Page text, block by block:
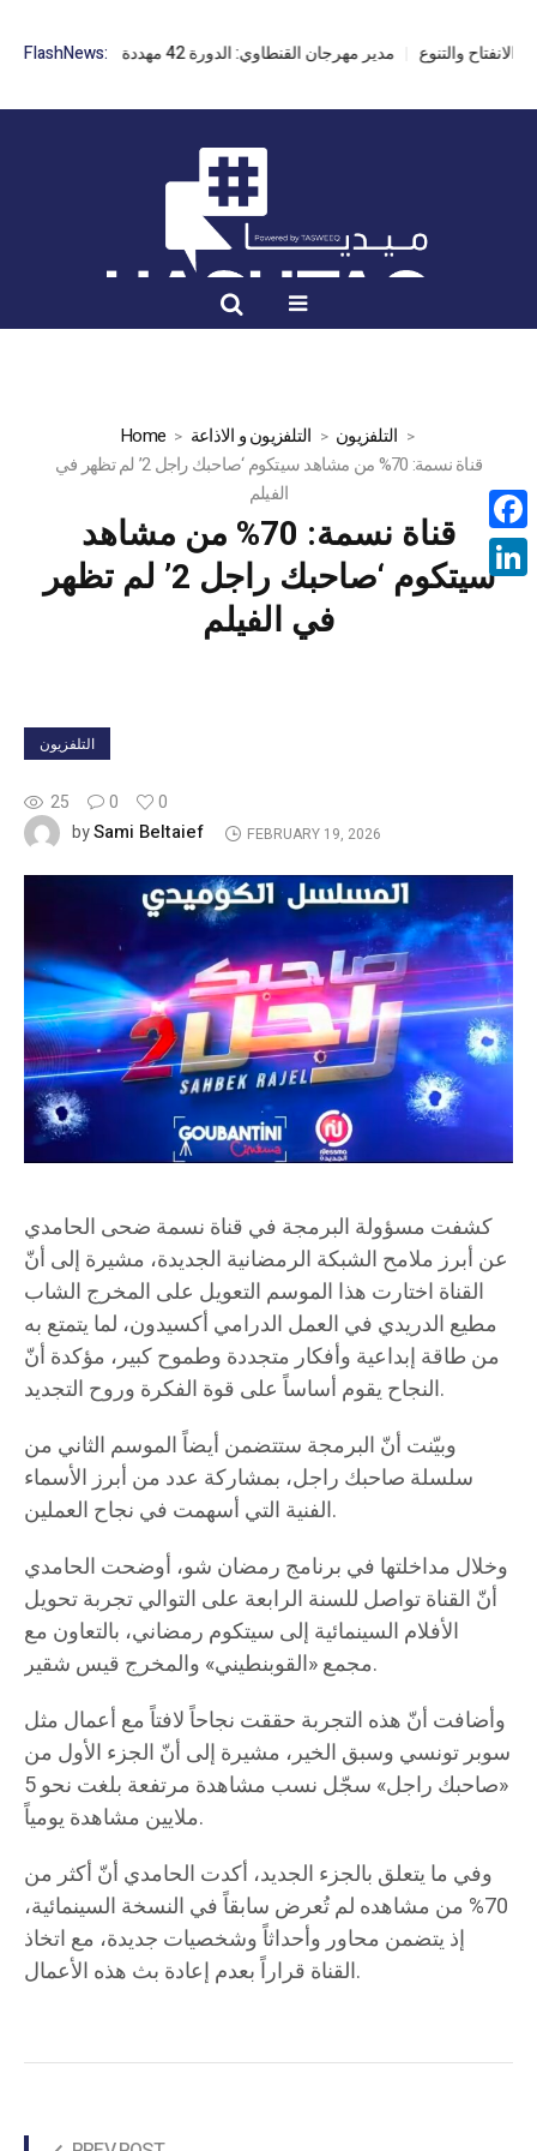
FlashNews: مدير مهرجان القنطاوي: الدورة 42 مهددة بسبب تأخر التراخيص
Home التلفزيون و الاذاعة
التلفزيون
قناة نسمة: 70% من مشاهد سيتكوم ‘صاحبك راجل 2’ لم تظهر في
الفيلم
قناة نسمة: 70% من مشاهد
سيتكوم ‘صاحبك راجل 2’ لم تظهر
في الفيلم
التلفزيون
25 0
0
bySami Beltaief FEBRUARY 19, 2026
كشفت مسؤولة البرمجة في قناة نسمة ضحى الحامدي
عن أبرز ملامح الشبكة الرمضانية الجديدة، مشيرة إلى أنّ
القناة اختارت هذا الموسم التعويل على المخرج الشاب
مطيع الدريدي في العمل الدرامي أكسيدون، لما يتمتع به
من طاقة إبداعية وأفكار متجددة وطموح كبير، مؤكدة أنّ
النجاح يقوم أساساً على قوة الفكرة وروح التجديد.
وبيّنت أنّ البرمجة ستتضمن أيضاً الموسم الثاني من
سلسلة صاحبك راجل، بمشاركة عدد من أبرز الأسماء
الفنية التي أسهمت في نجاح العملين.
وخلال مداخلتها في برنامج رمضان شو، أوضحت الحامدي
أنّ القناة تواصل للسنة الرابعة على التوالي تجربة تحويل
الأفلام السينمائية إلى سيتكوم رمضاني، بالتعاون مع
مجمع «القوبنطيني» والمخرج قيس شقير.
وأضافت أنّ هذه التجربة حققت نجاحاً لافتاً مع أعمال مثل
سوبر تونسي وسبق الخير، مشيرة إلى أنّ الجزء الأول من
«صاحبك راجل» سجّل نسب مشاهدة مرتفعة بلغت نحو 5
ملايين مشاهدة يومياً.
وفي ما يتعلق بالجزء الجديد، أكدت الحامدي أنّ أكثر من
70% من مشاهده لم تُعرض سابقاً في النسخة السينمائية،
إذ يتضمن محاور وأحداثاً وشخصيات جديدة، مع اتخاذ
القناة قراراً بعدم إعادة بث هذه الأعمال.